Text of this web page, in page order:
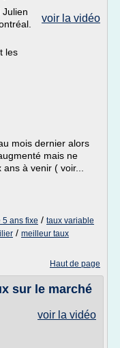
voir la vidéo
les
mois dernier alors
mais ne
à venir ( voir...
ans fixe / taux variable
/ meilleur taux
Haut de page
sur le marché
voir la vidéo